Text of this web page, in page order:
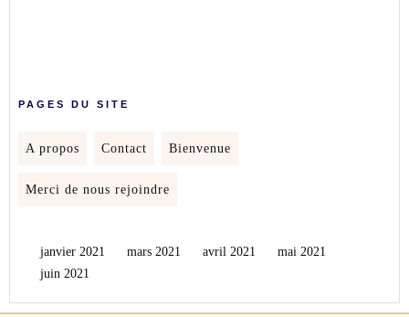
PAGES DU SITE
A propos Contact Bienvenue
Merci de nous rejoindre
janvier 2021 mars 2021 avril 2021
mai 2021
juin 2021